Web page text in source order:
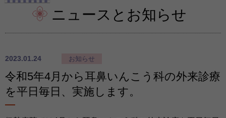
ニュースとお知らせ
2023.01.24 お知らせ
令和5年4月から耳鼻いんこう科の外来診療
を平日毎日、実施します。